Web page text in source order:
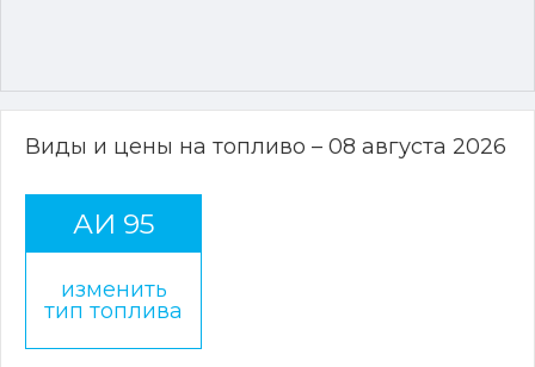
Виды и цены на топливо – 08 августа 2026
АИ 95
изменить
тип топлива